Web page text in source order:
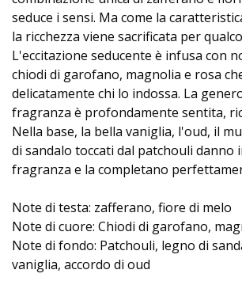
seduce i sensi. Ma come la
la ricchezza viene sacrificata per
L'eccitazione seducente è infusa con
chiodi di garofano, magnolia e rosa
delicatamente chi lo indossa. La
fragranza è profondamente sentita,
Nella base, la bella vaniglia, l'oud, il
di sandalo toccati dal patchouli danno
fragranza e la completano
Note di testa: zafferano, fiore di melo
Note di cuore: Chiodi di garofano,
Note di fondo: Patchouli, legno di
vaniglia, accordo di oud